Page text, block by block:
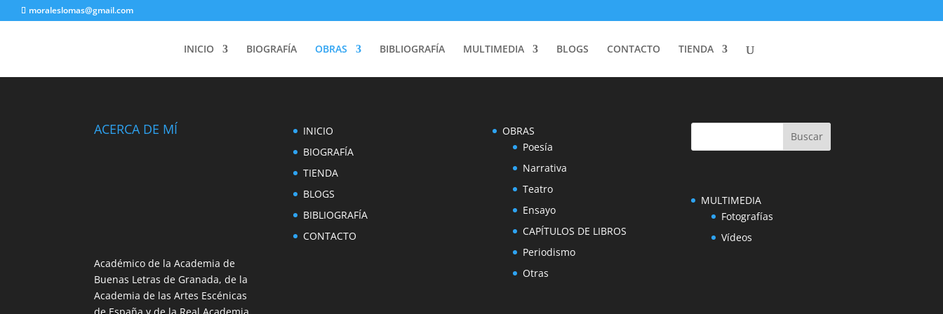
moraleslomas@gmail.com
INICIO BIOGRAFÍA OBRAS BIBLIOGRAFÍA MULTIMEDIA BLOGS CONTACTO TIENDA
ACERCA DE MÍ
Académico de la Academia de
Buenas Letras de Granada, de la
Academia de las Artes Escénicas
de España y de la Real Academia
INICIO
BIOGRAFÍA
TIENDA
BLOGS
BIBLIOGRAFÍA
CONTACTO
OBRAS
Poesía
Narrativa
Teatro
Ensayo
CAPÍTULOS DE LIBROS
Periodismo
Otras
MULTIMEDIA
Fotografías
Vídeos